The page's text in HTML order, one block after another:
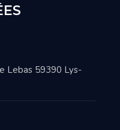
Lebas 59390 Lys-